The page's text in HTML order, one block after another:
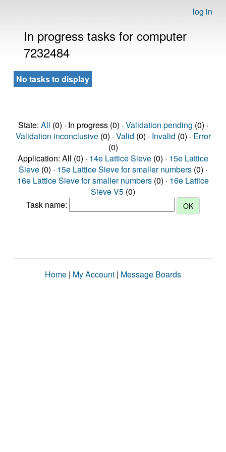
log in
In progress tasks for computer
7232484
No tasks to display
State: All (0) · In progress (0) · Validation pending (0) ·
Validation inconclusive(0) · Valid (0) · Invalid (0) · Error
(0)
Application: All (0) · 14e Lattice Sieve (0) · 15e Lattice
Sieve (0) · 15e Lattice Sieve for smaller numbers (0) ·
16e Lattice Sieve for smaller numbers (0) · 16e Lattice
Sieve V5 (0)
Task name:
Home | My Account | Message Boards